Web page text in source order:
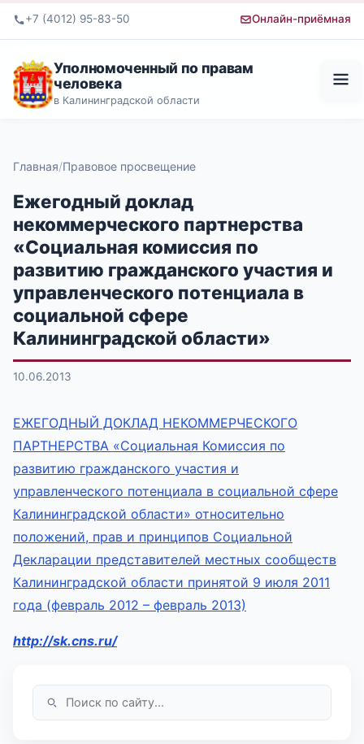
+7 (4012) 95-83-50 Онлайн-приёмная
Уполномоченный по правам
человека
в Калининградской области
Главная Правовое просвещение
Ежегодный доклад
некоммерческого партнерства
«Социальная комиссия по
развитию гражданского участия и
управленческого потенциала в
социальной сфере
Калининградской области»
10.06.2013
ЕЖЕГОДНЫЙ ДОКЛАД НЕКОММЕРЧЕСКОГО
ПАРТНЕРСТВА «Социальная Комиссия по
развитию гражданского участия и
управленческого потенциала в социальной сфере
Калининградской области» относительно
положений, прав и принципов Социальной
Декларации представителей местных сообществ
Калининградской области принятой 9 июля 2011
года (февраль 2012 – февраль 2013)
http://sk.cns.ru/